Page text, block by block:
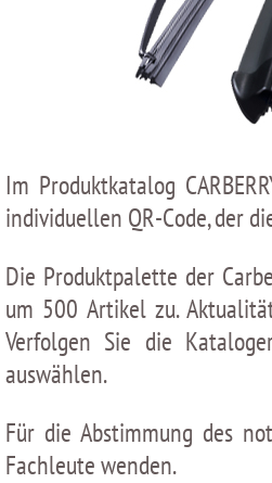
Im Produktkatalog
individuellen QR-Сode, der
Die Produktpalette der
um 500 Artikel zu.
Verfolgen Sie die
auswählen.
Für die Abstimmung des
Fachleute wenden.